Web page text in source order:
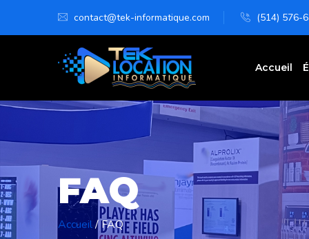
contact@tek-informatique.com (514) 576-
Accueil
FAQ
Accueil/FAQ